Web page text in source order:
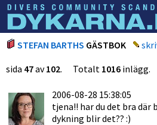
Dyknyheter
STEFAN BARTHS GÄSTBOK
sida 47av102. Totalt 1016 inlägg.
2006-08-28 15:38:05
tjena!! har du det bra där
dykning blir det?? :)